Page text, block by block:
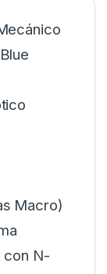
Macro)
con N-